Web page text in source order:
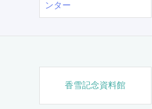
ンター
香雪記念資料館